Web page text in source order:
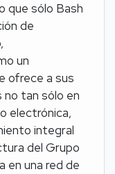
que sólo Bash
de
un
ofrece a sus
tan sólo en
electrónica,
integral
del Grupo
en una red de